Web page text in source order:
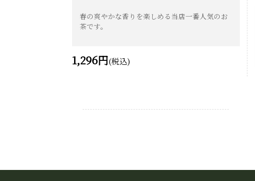
春の爽やかな香りを楽しめる当店一番人気のお
茶です。
1,296円(税込)